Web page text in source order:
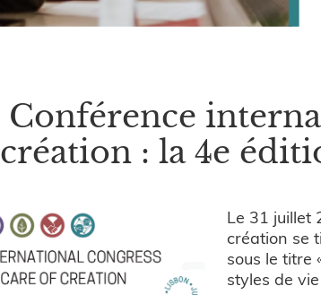
Conférence
création : la 4e
Le 31 juillet
création se
sous le titre
styles de